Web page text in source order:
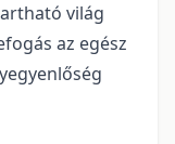
világ
az egész